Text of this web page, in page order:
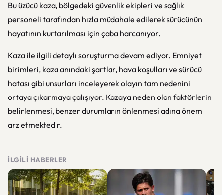
Bu üzücü kaza, bölgedeki güvenlik ekipleri ve sağlık
personeli tarafından hızla müdahale edilerek sürücünün
hayatının kurtarılması için çaba harcanıyor.
Kaza ile ilgili detaylı soruşturma devam ediyor. Emniyet
birimleri, kaza anındaki şartlar, hava koşulları ve sürücü
hatası gibi unsurları inceleyerek olayın tam nedenini
ortaya çıkarmaya çalışıyor. Kazaya neden olan faktörlerin
belirlenmesi, benzer durumların önlenmesi adına önem
arz etmektedir.
İLGILI HABERLER